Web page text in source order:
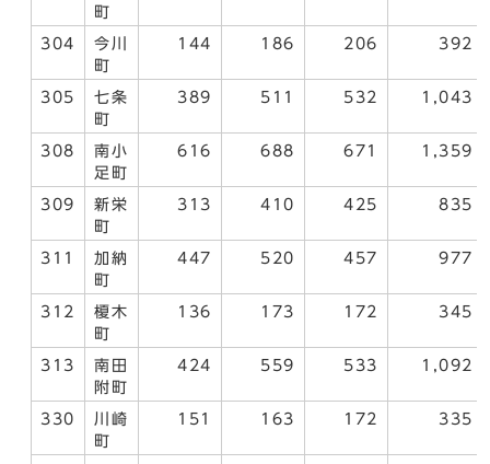
町
304
今川
町
144 186 206 392
305
七条
町
389 511 532 1,043
308
南小
足町
616 688 671 1,359
309
新栄
町
313 410 425 835
311
加納
町
447 520 457 977
312
榎木
町
136 173 172 345
313
南田
附町
424 559 533 1,092
330
川崎
町
151 163 172 335